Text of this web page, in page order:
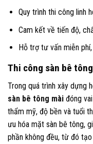
Quy trình thi công linh
Cam kết về tiến độ,
Hỗ trợ tư vấn miễn
Thi công sàn bê
Trong quá trình xây dựng
sàn bê tông mài đóng
thẩm mỹ, độ bền và tuổi
ưu hóa mặt sàn bê tông,
phần không đều, từ đó